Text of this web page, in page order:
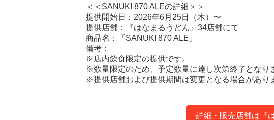
＜＜SANUKI 870 ALEの詳細＞＞
提供開始日：2026年6月25日（木）〜
提供店舗：『はなまるうどん』34店舗にて
商品名：「SANUKI 870 ALE」
備考：
※店内飲食限定の提供です。
※数量限定のため、予定数量に達し次第終了となり
※提供店舗および提供期間は変更となる場合があり
詳細・販売店舗は『